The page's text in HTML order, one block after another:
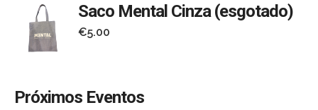
Saco Mental Cinza (esgotado)
€5.00
Próximos Eventos